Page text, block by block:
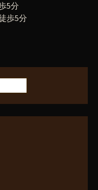
5分
歩5分